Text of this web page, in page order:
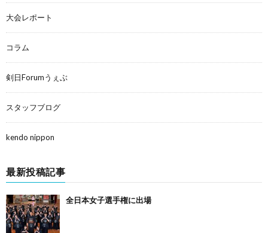
大会レポート
コラム
剣日Forumうぇぶ
スタッフブログ
kendo nippon
最新投稿記事
全日本女子選手権に出場